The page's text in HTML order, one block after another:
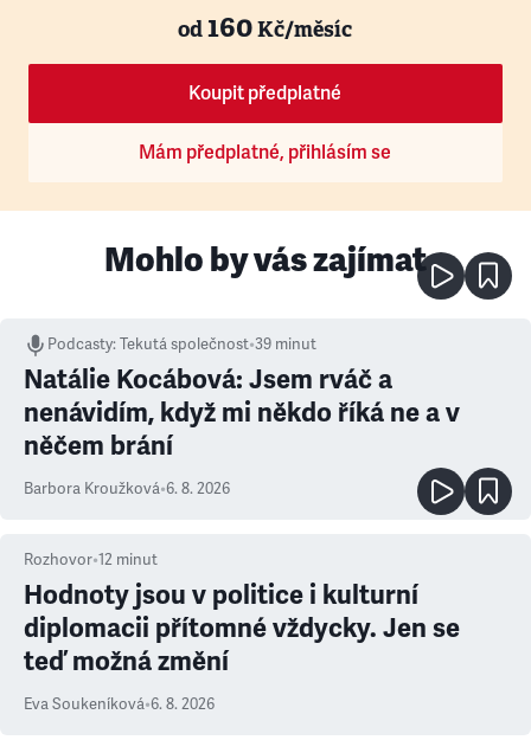
od160Kč/měsíc
Koupit předplatné
Mám předplatné, přihlásím se
Mohlo by vás zajímat
Podcasty:Tekutá společnost•39 minut
Natálie Kocábová: Jsem rváč a
nenávidím, když mi někdo říká ne a v
něčem brání
Barbora Kroužková•6. 8. 2026
Rozhovor•12 minut
Hodnoty jsou v politice i kulturní
diplomacii přítomné vždycky. Jen se
teď možná změní
Eva Soukeníková•6. 8. 2026